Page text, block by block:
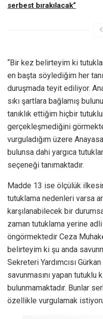
serbest bırakılacak”
“Bir kez belirteyim ki
en başta söylediğim her
duruşmada teyit ediliyor.
sıkı şartlara bağlamış
tanıklık ettiğim hiçbir
gerçekleşmediğini
vurguladığım üzere
bulunsa dahi yargıca
seçeneği tanımaktadır.
Madde 13 ise ölçülük
tutuklama nedenleri varsa
karşılanabilecek bir
zaman tutuklama yerine
öngörmektedir Ceza
belirteyim ki şu anda
Sekreteri Yardımcısı
savunmasını yapan
bulunmamaktadır. Bunlar
özellikle vurgulamak